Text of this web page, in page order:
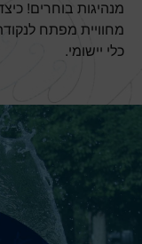
מנהיגות בוחרים!
מחוויית מפתח
כלי יישומי.